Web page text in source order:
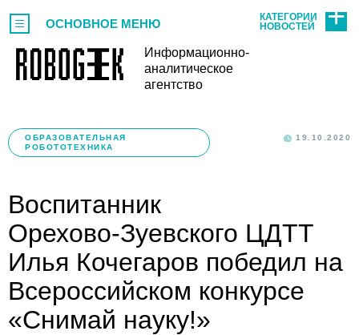
Информационно-
аналитическое
агентство
ОСНОВНОЕ МЕНЮ
КАТЕГОРИИ
НОВОСТЕЙ
ОБРАЗОВАТЕЛЬНАЯ
РОБОТОТЕХНИКА
19.10.2020
Воспитанник
Орехово‑Зуевского ЦДТТ
Илья Кочегаров победил на
Всероссийском конкурсе
«Снимай науку!»